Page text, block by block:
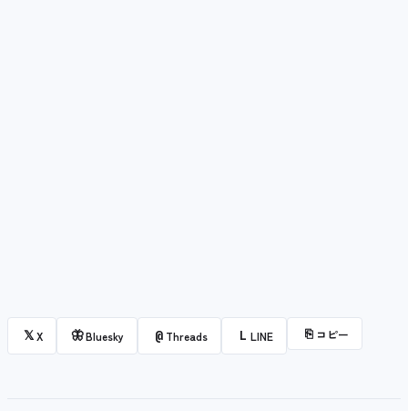
𝕏X 🦋Bluesky @ Threads L LINE ⎘ コピー